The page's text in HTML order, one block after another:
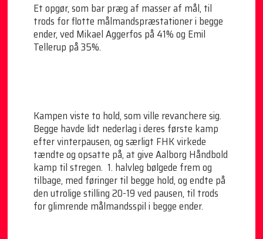
Et opgør, som bar præg af masser af mål, til
trods for flotte målmandspræstationer i begge
ender, ved Mikael Aggerfos på 41% og Emil
Tellerup på 35%.
Kampen viste to hold, som ville revanchere sig.
Begge havde lidt nederlag i deres første kamp
efter vinterpausen, og særligt FHK virkede
tændte og opsatte på, at give Aalborg Håndbold
kamp til stregen. 1. halvleg bølgede frem og
tilbage, med føringer til begge hold, og endte på
den utrolige stilling 20-19 ved pausen, til trods
for glimrende målmandsspil i begge ender.